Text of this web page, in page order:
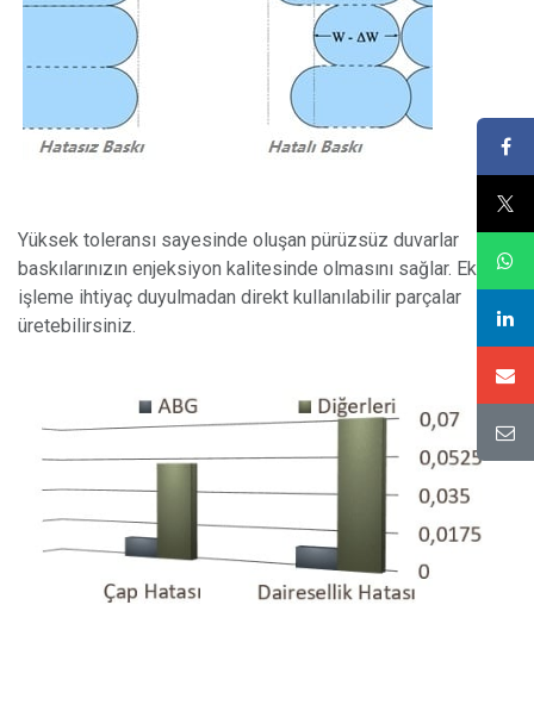
Yüksek toleransı sayesinde oluşan pürüzsüz duvarlar
baskılarınızın enjeksiyon kalitesinde olmasını sağlar. Ek
işleme ihtiyaç duyulmadan direkt kullanılabilir parçalar
üretebilirsiniz.